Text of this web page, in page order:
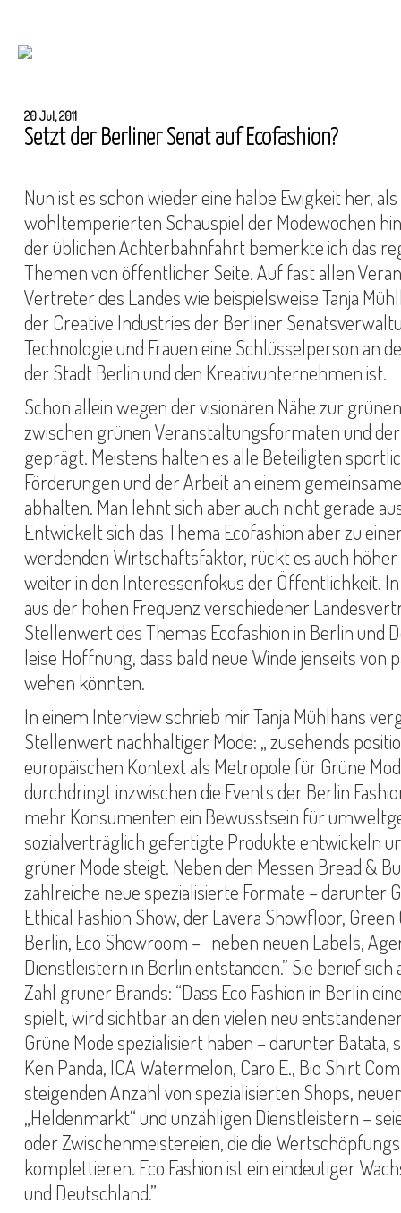
20 Jul, 2011
Setzt der Berliner Senat auf Ecofashion?
Nun ist es schon wieder eine halbe Ewigkeit her,
wohltemperierten Schauspiel der Modewochen
der üblichen Achterbahnfahrt bemerkte ich das
Themen von öffentlicher Seite. Auf fast allen
Vertreter des Landes wie beispielsweise Tanja
der Creative Industries der Berliner
Technologie und Frauen eine Schlüsselperson an
der Stadt Berlin und den Kreativunternehmen ist.
Schon allein wegen der visionären Nähe zur
zwischen grünen Veranstaltungsformaten und
geprägt. Meistens halten es alle Beteiligten
Förderungen und der Arbeit an einem
abhalten. Man lehnt sich aber auch nicht gerade
Entwickelt sich das Thema Ecofashion aber zu
werdenden Wirtschaftsfaktor, rückt es auch
weiter in den Interessenfokus der Öffentlichkeit.
aus der hohen Frequenz verschiedener
Stellenwert des Themas Ecofashion in Berlin und
leise Hoffnung, dass bald neue Winde jenseits
wehen könnten.
In einem Interview schrieb mir Tanja Mühlhans
Stellenwert nachhaltiger Mode: „ zusehends
europäischen Kontext als Metropole für Grüne
durchdringt inzwischen die Events der Berlin
mehr Konsumenten ein Bewusstsein für
sozialverträglich gefertigte Produkte entwickeln
grüner Mode steigt. Neben den Messen Bread &
zahlreiche neue spezialisierte Formate – darunter
Ethical Fashion Show, der Lavera Showfloor,
Berlin, Eco Showroom – neben neuen Labels,
Dienstleistern in Berlin entstanden.” Sie berief sich
Zahl grüner Brands: “Dass Eco Fashion in Berlin
spielt, wird sichtbar an den vielen neu
Grüne Mode spezialisiert haben – darunter Batata,
Ken Panda, ICA Watermelon, Caro E., Bio Shirt
steigenden Anzahl von spezialisierten Shops,
„Heldenmarkt“ und unzähligen Dienstleistern –
oder Zwischenmeistereien, die die
komplettieren. Eco Fashion ist ein eindeutiger
und Deutschland.”